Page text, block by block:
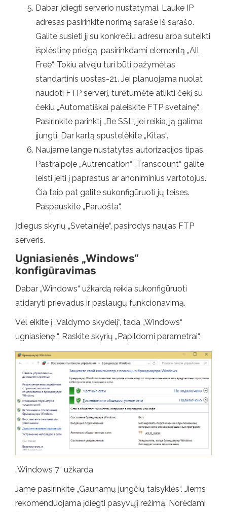
Dabar įdiegti serverio nustatymai. Lauke IP
adresas pasirinkite norimą sąraše iš sąrašo.
Galite susieti jį su konkrečiu adresu arba suteikti
išplėstinę prieigą, pasirinkdami elementą „All
Free“. Tokiu atveju turi būti pažymėtas
standartinis uostas-21. Jei planuojama nuolat
naudoti FTP serverį, turėtumėte atlikti čekį su
čekiu „Automatiškai paleiskite FTP svetainę“.
Pasirinkite parinktį „Be SSL“, jei reikia, ją galima
įjungti. Dar kartą spustelėkite „Kitas“.
Naujame lange nustatytas autorizacijos tipas.
Pastraipoje „Autrencation“ „Transcount“ galite
leisti įeiti į paprastus ar anoniminius vartotojus.
Čia taip pat galite sukonfigūruoti jų teises.
Paspauskite „Paruošta“.
Įdiegus skyrių „Svetainėje“, pasirodys naujas FTP
serveris.
Ugniasienės „Windows“
konfigūravimas
Dabar „Windows“ užkardą reikia sukonfigūruoti
atidaryti prievadus ir paslaugų funkcionavimą.
Vėl eikite į „Valdymo skydelį“, tada „Windows“
ugniasienę “. Raskite skyrių „Papildomi parametrai“.
„Windows 7“ užkarda
Jame pasirinkite „Gaunamų jungčių taisyklės“. Jiems
rekomenduojama įdiegti pasyvųjį režimą. Norėdami